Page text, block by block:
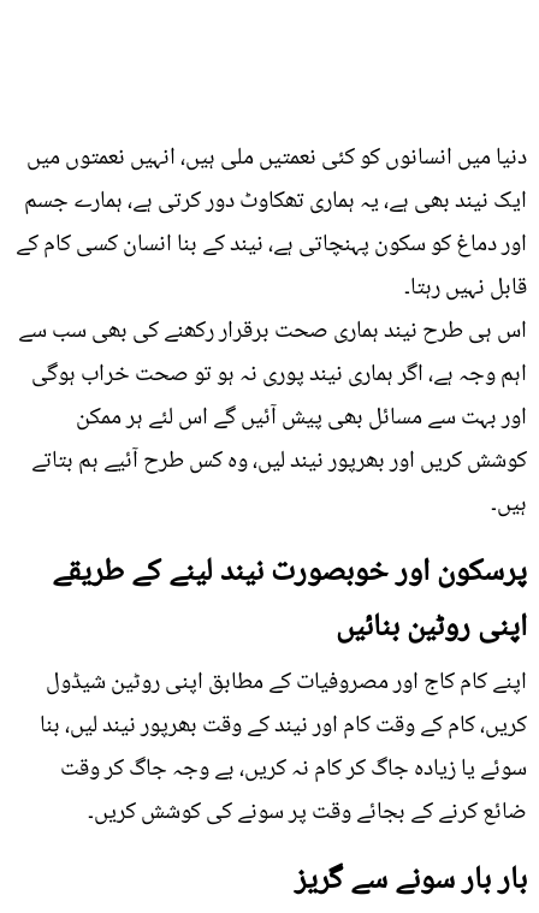
دنیا میں انسانوں کو کئی نعمتیں ملی ہیں، انہیں نعمتوں میں
ایک نیند بھی ہے، یہ ہماری تھکاوٹ دور کرتی ہے، ہمارے جسم
اور دماغ کو سکون پہنچاتی ہے، نیند کے بنا انسان کسی کام کے
قابل نہیں رہتا۔
اس ہی طرح نیند ہماری صحت برقرار رکھنے کی بھی سب سے
اہم وجہ ہے، اگر ہماری نیند پوری نہ ہو تو صحت خراب ہوگی
اور بہت سے مسائل بھی پیش آئیں گے اس لئے ہر ممکن
کوشش کریں اور بھرپور نیند لیں، وہ کس طرح آئیے ہم بتاتے
ہیں۔
پرسکون اور خوبصورت نیند لینے کے طریقے
اپنی روٹین بنائیں
اپنے کام کاج اور مصروفیات کے مطابق اپنی روٹین شیڈول
کریں، کام کے وقت کام اور نیند کے وقت بھرپور نیند لیں، بنا
سوئے یا زیادہ جاگ کر کام نہ کریں، بے وجہ جاگ کر وقت
ضائع کرنے کے بجائے وقت پر سونے کی کوشش کریں۔
بار بار سونے سے گریز